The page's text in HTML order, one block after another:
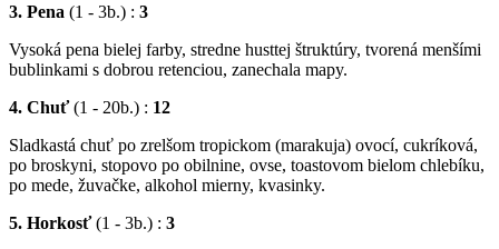
3. Pena (1 - 3b.) : 3
Vysoká pena bielej farby, stredne husttej štruktúry, tvorená menšími
bublinkami s dobrou retenciou, zanechala mapy.
4. Chuť(1 - 20b.) : 12
Sladkastá chuť po zrelšom tropickom (marakuja) ovocí, cukríková,
po broskyni, stopovo po obilnine, ovse, toastovom bielom chlebíku,
po mede, žuvačke, alkohol mierny, kvasinky.
5. Horkosť(1 - 3b.) : 3